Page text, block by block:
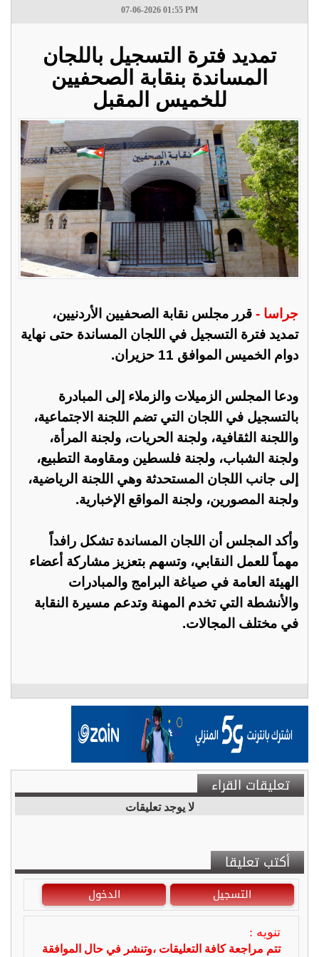
07-06-2026 01:55 PM
تمديد فترة التسجيل باللجان
المساندة بنقابة الصحفيين
للخميس المقبل
جراسا - قرر مجلس نقابة الصحفيين الأردنيين،
تمديد فترة التسجيل في اللجان المساندة حتى نهاية
دوام الخميس الموافق 11 حزيران.
ودعا المجلس الزميلات والزملاء إلى المبادرة
بالتسجيل في اللجان التي تضم اللجنة الاجتماعية،
واللجنة الثقافية، ولجنة الحريات، ولجنة المرأة،
ولجنة الشباب، ولجنة فلسطين ومقاومة التطبيع،
إلى جانب اللجان المستحدثة وهي اللجنة الرياضية،
ولجنة المصورين، ولجنة المواقع الإخبارية.
وأكد المجلس أن اللجان المساندة تشكل رافداً
مهماً للعمل النقابي، وتسهم بتعزيز مشاركة أعضاء
الهيئة العامة في صياغة البرامج والمبادرات
والأنشطة التي تخدم المهنة وتدعم مسيرة النقابة
في مختلف المجالات.
تعليقات القراء
لا يوجد تعليقات
أكتب تعليقا
التسجيل الدخول
تنويه :
تتم مراجعة كافة التعليقات ،وتنشر في حال الموافقة